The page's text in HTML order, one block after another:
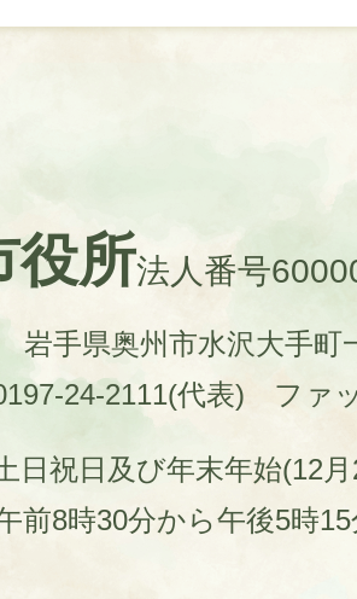
役所法人番号
岩手県奥州市水沢大手町
24-2111(代表)
ファ
日祝日及び年末年始(12
前8時30分から午後5時